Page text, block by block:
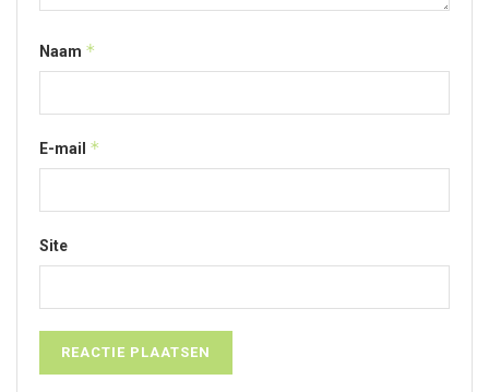
Naam *
E-mail *
Site